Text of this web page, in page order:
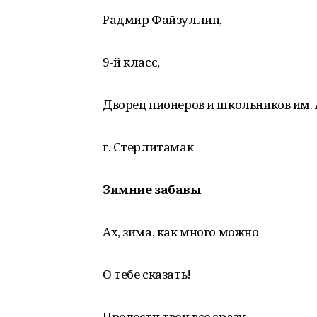
Радмир Файзуллин,
9-й класс,
Дворец пионеров и школьников им.
г. Стерлитамак
Зимние забавы
Ах, зима, как много можно
О тебе сказать!